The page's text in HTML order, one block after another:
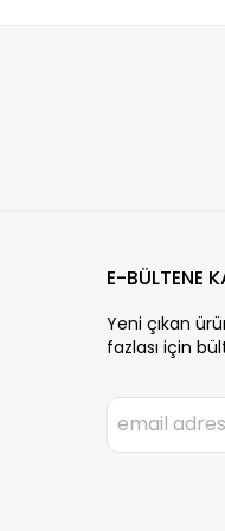
E-BÜLTENE
Yeni çıkan
fazlası için